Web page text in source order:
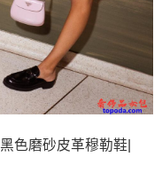
色磨砂皮革穆勒鞋|